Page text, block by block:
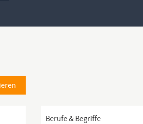
Berufe & Begriffe